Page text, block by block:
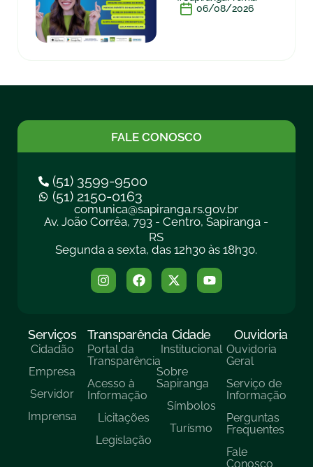
06/08/2026
FALE CONOSCO
(51) 3599-9500
(51) 2150-0163
comunica@sapiranga.rs.gov.br
Av. João Corrêa, 793 - Centro, Sapiranga -
RS
Segunda a sexta, das 12h30 às 18h30.
Serviços
Cidadão
Empresa
Servidor
Imprensa
Transparência
Portal da
Transparência
Acesso à
Informação
Licitações
Legislação
Cidade
Institucional
Sobre
Sapiranga
Símbolos
Turísmo
Ouvidoria
Ouvidoria
Geral
Serviço de
Informação
Perguntas
Frequentes
Fale
Conosco